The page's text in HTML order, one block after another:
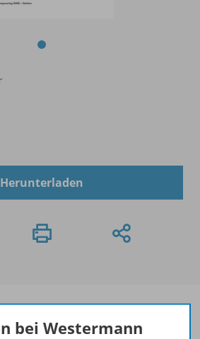
Herunterladen
bei Westermann